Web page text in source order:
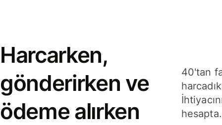
Harcarken,
gönderirken ve
ödeme alırken
40'tan
hesapta.